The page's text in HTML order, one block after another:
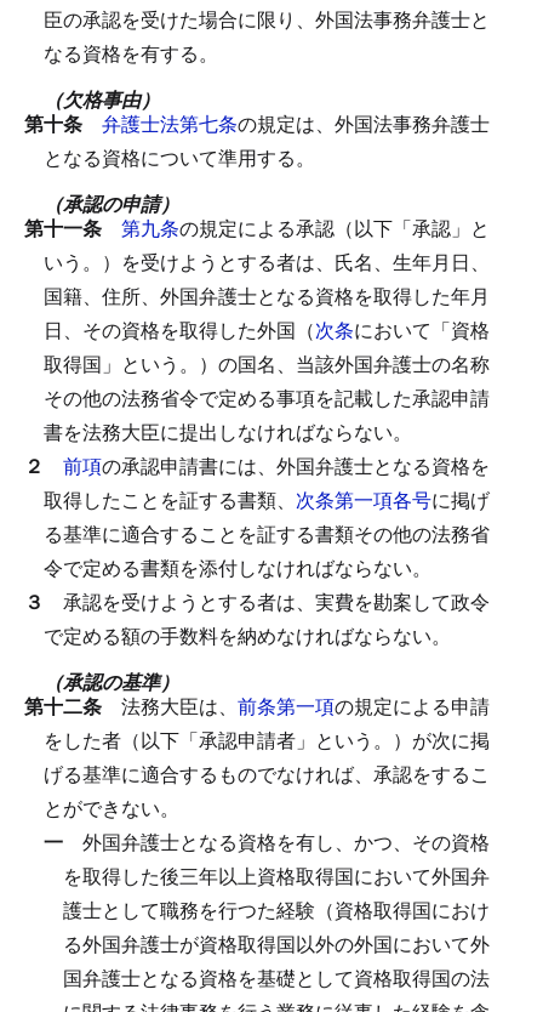
臣の承認を受けた場合に限り、外国法事務弁護士と
なる資格を有する。
（欠格事由）
第十条 弁護士法第七条の規定は、外国法事務弁護士
となる資格について準用する。
（承認の申請）
第十一条 第九条の規定による承認（以下「承認」と
いう。）を受けようとする者は、氏名、生年月日、
国籍、住所、外国弁護士となる資格を取得した年月
日、その資格を取得した外国（次条において「資格
取得国」という。）の国名、当該外国弁護士の名称
その他の法務省令で定める事項を記載した承認申請
書を法務大臣に提出しなければならない。
２ 前項の承認申請書には、外国弁護士となる資格を
取得したことを証する書類、 次条第一項各号に掲げ
る基準に適合することを証する書類その他の法務省
令で定める書類を添付しなければならない。
３ 承認を受けようとする者は、実費を勘案して政令
で定める額の手数料を納めなければならない。
（承認の基準）
第十二条 法務大臣は、 前条第一項の規定による申請
をした者（以下「承認申請者」という。）が次に掲
げる基準に適合するものでなければ、承認をするこ
とができない。
一 外国弁護士となる資格を有し、かつ、その資格
を取得した後三年以上資格取得国において外国弁
護士として職務を行つた経験（資格取得国におけ
る外国弁護士が資格取得国以外の外国において外
国弁護士となる資格を基礎として資格取得国の法